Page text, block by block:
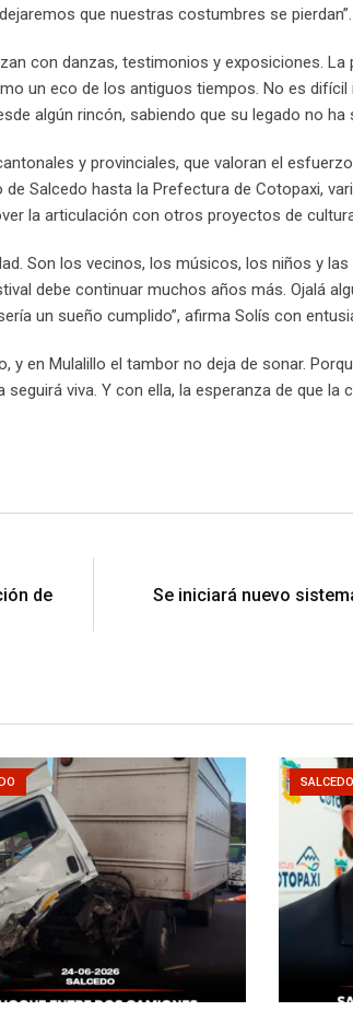
que nuestras costumbres se pierdan”.
con danzas, testimonios y exposiciones. La
un eco de los antiguos tiempos. No es difícil
algún rincón, sabiendo que su legado no ha
y provinciales, que valoran el
Salcedo hasta la Prefectura de Cotopaxi,
la articulación con otros proyectos de
Son los vecinos, los músicos, los niños y
debe continuar muchos años más. Ojalá
un sueño cumplido”, afirma Solís con
en Mulalillo el tambor no deja de sonar.
viva. Y con ella, la esperanza de que la
de
Se iniciará nuevo
SALCEDO